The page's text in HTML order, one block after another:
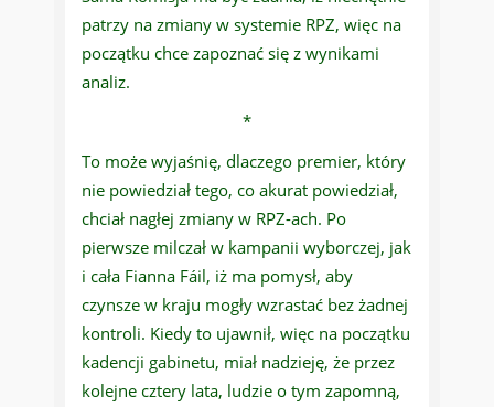
patrzy na zmiany w systemie RPZ, więc na
początku chce zapoznać się z wynikami
analiz.
*
To może wyjaśnię, dlaczego premier, który
nie powiedział tego, co akurat powiedział,
chciał nagłej zmiany w RPZ-ach. Po
pierwsze milczał w kampanii wyborczej, jak
i cała Fianna Fáil, iż ma pomysł, aby
czynsze w kraju mogły wzrastać bez żadnej
kontroli. Kiedy to ujawnił, więc na początku
kadencji gabinetu, miał nadzieję, że przez
kolejne cztery lata, ludzie o tym zapomną,